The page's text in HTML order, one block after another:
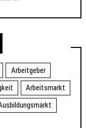
Arbeitgeber
Arbeitsmarkt